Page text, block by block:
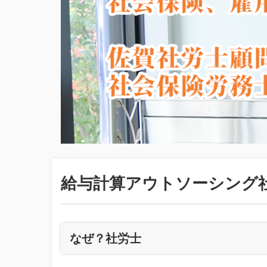
給与計算アウトソーシング
なぜ？社労士